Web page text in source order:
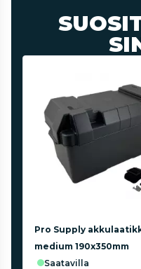
Pro Supply
medium 190x350mm
saatavilla